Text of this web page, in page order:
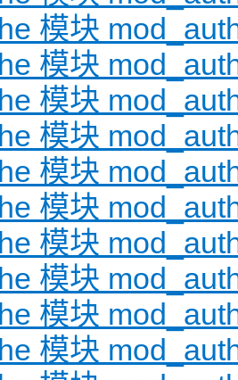
模块
模块
模块
模块
模块
模块
模块
模块
模块
模块